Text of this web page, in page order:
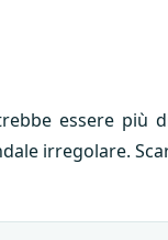
essere più
irregolare.